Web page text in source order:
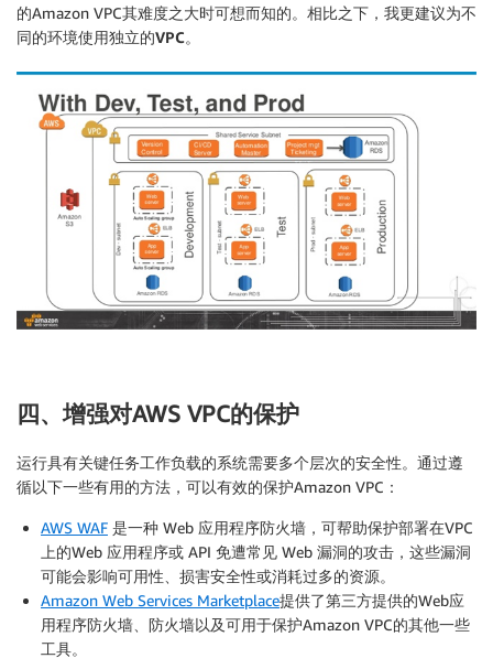
的Amazon VPC其难度之大时可想而知的。相比之下，我更建议为不
同的环境使用独立的VPC。
四、增强对AWS VPC的保护
运行具有关键任务工作负载的系统需要多个层次的安全性。通过遵
循以下一些有用的方法，可以有效的保护Amazon VPC：
AWS WAF 是一种 Web 应用程序防火墙，可帮助保护部署在VPC
上的Web 应用程序或 API 免遭常见 Web 漏洞的攻击，这些漏洞
可能会影响可用性、损害安全性或消耗过多的资源。
Amazon Web Services Marketplace提供了第三方提供的Web应
用程序防火墙、防火墙以及可用于保护Amazon VPC的其他一些
工具。